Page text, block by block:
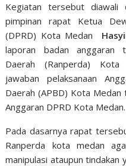
Kegiatan tersebut diawali
pimpinan rapat Ketua
(DPRD) Kota Medan
laporan badan anggaran
Daerah (Ranperda)
jawaban pelaksanaan
Daerah (APBD) Kota Medan
Anggaran DPRD Kota Medan.
Pada dasarnya rapat
Ranperda kota medan
manipulasi ataupun tindakan